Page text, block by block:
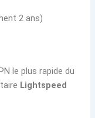
2 ans)
le plus rapide du
Lightspeed